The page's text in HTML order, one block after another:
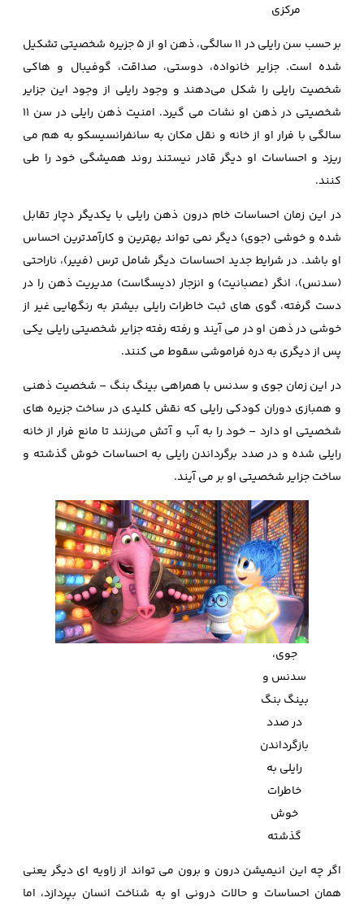
مرکزی
بر حسب سن رایلی در 11 سالگی، ذهن او از 5 جزیره شخصیتی تشکیل
شده است. جزایر خانواده، دوستی، صداقت، گوفیبال و هاکی
شخصیت رایلی را شکل می‌دهند و وجود رایلی از وجود این جزایر
شخصیتی در ذهن او نشات می گیرد. امنیت ذهن رایلی در سن 11
سالگی با فرار او از خانه و نقل مکان به سانفرانسیسکو به هم می
ریزد و احساسات او دیگر قادر نیستند روند همیشگی خود را طی
کنند.
در این زمان احساسات خام درون ذهن رایلی با یکدیگر دچار تقابل
شده و خوشی (جوی) دیگر نمی تواند بهترین و کارآمدترین احساس
او باشد. در شرایط جدید احساسات دیگر شامل ترس (فییر)، ناراحتی
(سدنس)، انگر (عصبانیت) و انزجار (دیسگاست) مدیریت ذهن را در
دست گرفته، گوی های ثبت خاطرات رایلی بیشتر به رنگهایی غیر از
خوشی در ذهن او در می آیند و رفته رفته جزایر شخصیتی رایلی یکی
پس از دیگری به دره فراموشی سقوط می کنند.
در این زمان جوی و سدنس با همراهی بینگ بنگ – شخصیت ذهنی
و همبازی دوران کودکی رایلی که نقش کلیدی در ساخت جزیره های
شخصیتی او دارد – خود را به آب‌ و آتش می‌زنند تا مانع فرار از خانه‌
رایلی شده و در صدد برگرداندن رایلی به احساسات خوش گذشته و
ساخت جزایر شخصیتی او بر می آیند.
جوی،
سدنس و
بینگ بنگ
در صدد
بازگرداندن
رایلی به
خاطرات
خوش
گذشته
اگر چه این انیمیشن درون و برون می تواند از زاویه‌ ای دیگر یعنی
همان احساسات و حالات درونی او به شناخت انسان بپردازد، اما